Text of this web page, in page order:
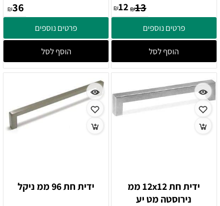
₪13
₪12
פרטים נוספים
הוסף לסל
₪36
פרטים נוספים
הוסף לסל
ידית חת 12x12 ממ
נירוסטה מט יע
ידית חת 96 ממ ניקל